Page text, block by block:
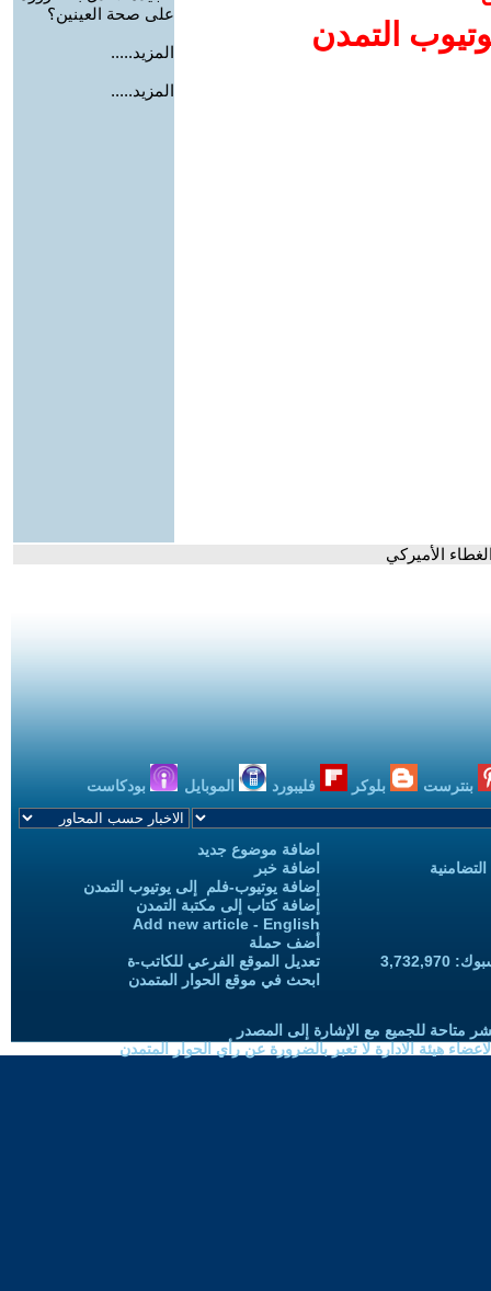
التمدن
على صحة العينين؟
المزيد.....
المزيد.....
الأميركي
بنترست بلوكر فليبورد الموبايل بودكاست
اضافة موضوع جديد
اضافة خبر
إضافة يوتيوب-فلم إلى يوتيوب التمدن
إضافة كتاب إلى مكتبة التمدن
Add new article - English
أضف حملة
تعديل الموقع الفرعي للكاتب-ة
ابحث في موقع الحوار المتمدن
متاحة للجميع مع الإشارة إلى المصدر
هيئة الادارة لا تعبر بالضرورة عن رأي الحوار المتمدن